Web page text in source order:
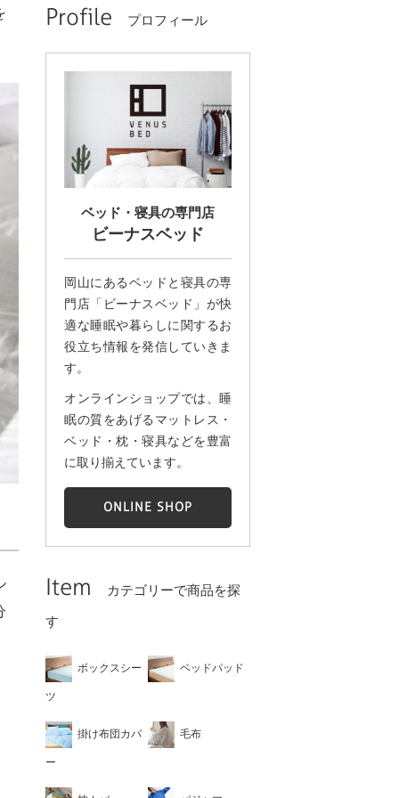
Profile プロフィール
ベッド・寝具の専門店
ビーナスベッド
岡山にあるベッドと寝具の専
門店「ビーナスベッド」が快
適な睡眠や暮らしに関するお
役立ち情報を発信していきま
す。
オンラインショップでは、睡
眠の質をあげるマットレス・
ベッド・枕・寝具などを豊富
に取り揃えています。
ONLINE SHOP
Item
カテゴリーで商品を探
す
ボックスシー
ツ
ベッドパッド
掛け布団カバ
ー
毛布